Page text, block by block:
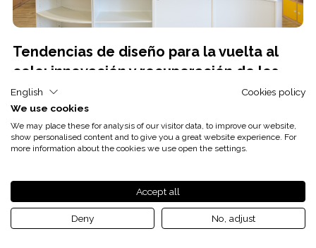
Tendencias de diseño para la vuelta al
cole: innovación y recuperación de los
espacios de aprendizaje
28/08/2024 Escuelas
La transformación de los espaacios educativos La vuelta al cole cada
English
Cookies policy
We use cookies
We may place these for analysis of our visitor data, to improve our website,
show personalised content and to give you a great website experience. For
more information about the cookies we use open the settings.
Accept all
Deny No, adjust